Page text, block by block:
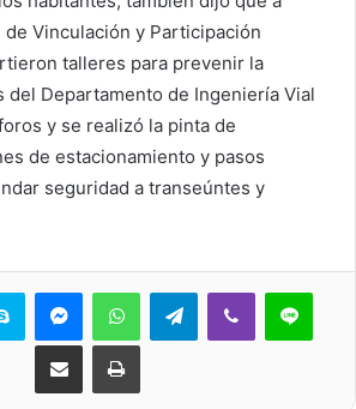
Vinculación y Participación
talleres para prevenir la
del Departamento de Ingeniería Vial
y se realizó la pinta de
de estacionamiento y pasos
seguridad a transeúntes y
Skype MessengerWhatsAppTelegramViber Line
Share via Email Print